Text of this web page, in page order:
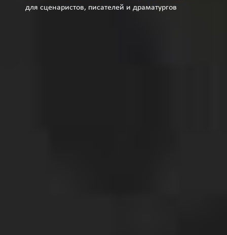
для сценаристов, писателей и драматургов